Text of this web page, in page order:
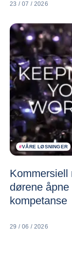
23 / 07 / 2026
#VÅRE LØSNINGER
Kommersiell
dørene
kompetanse
29 / 06 / 2026